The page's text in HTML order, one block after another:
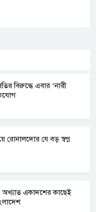
বিরুদ্ধে এবার ‘নারী
রোনালদোর যে বড় স্বপ্ন
অখ্যাত একাদশের কাছেই